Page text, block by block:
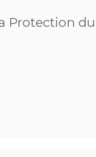
Protection